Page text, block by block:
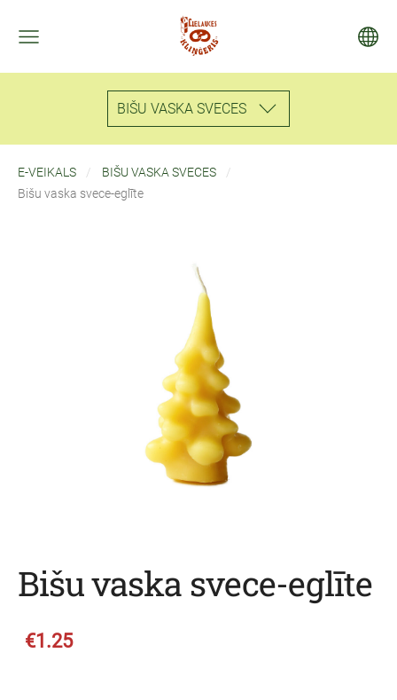
BIŠU VASKA SVECES
E-VEIKALS
BIŠU VASKA SVECES
Bišu vaska svece-eglīte
Bišu vaska svece-eglīte
€1.25